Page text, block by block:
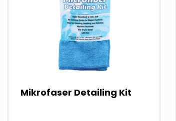
Mikrofaser Detailing Kit